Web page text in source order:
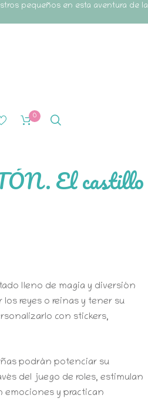
pequeños en esta aventura de la
0
El castillo
lleno de magia y diversión
reyes o reinas y tener su
con stickers,
podrán potenciar su
del juego de roles, estimulan
emociones y practican